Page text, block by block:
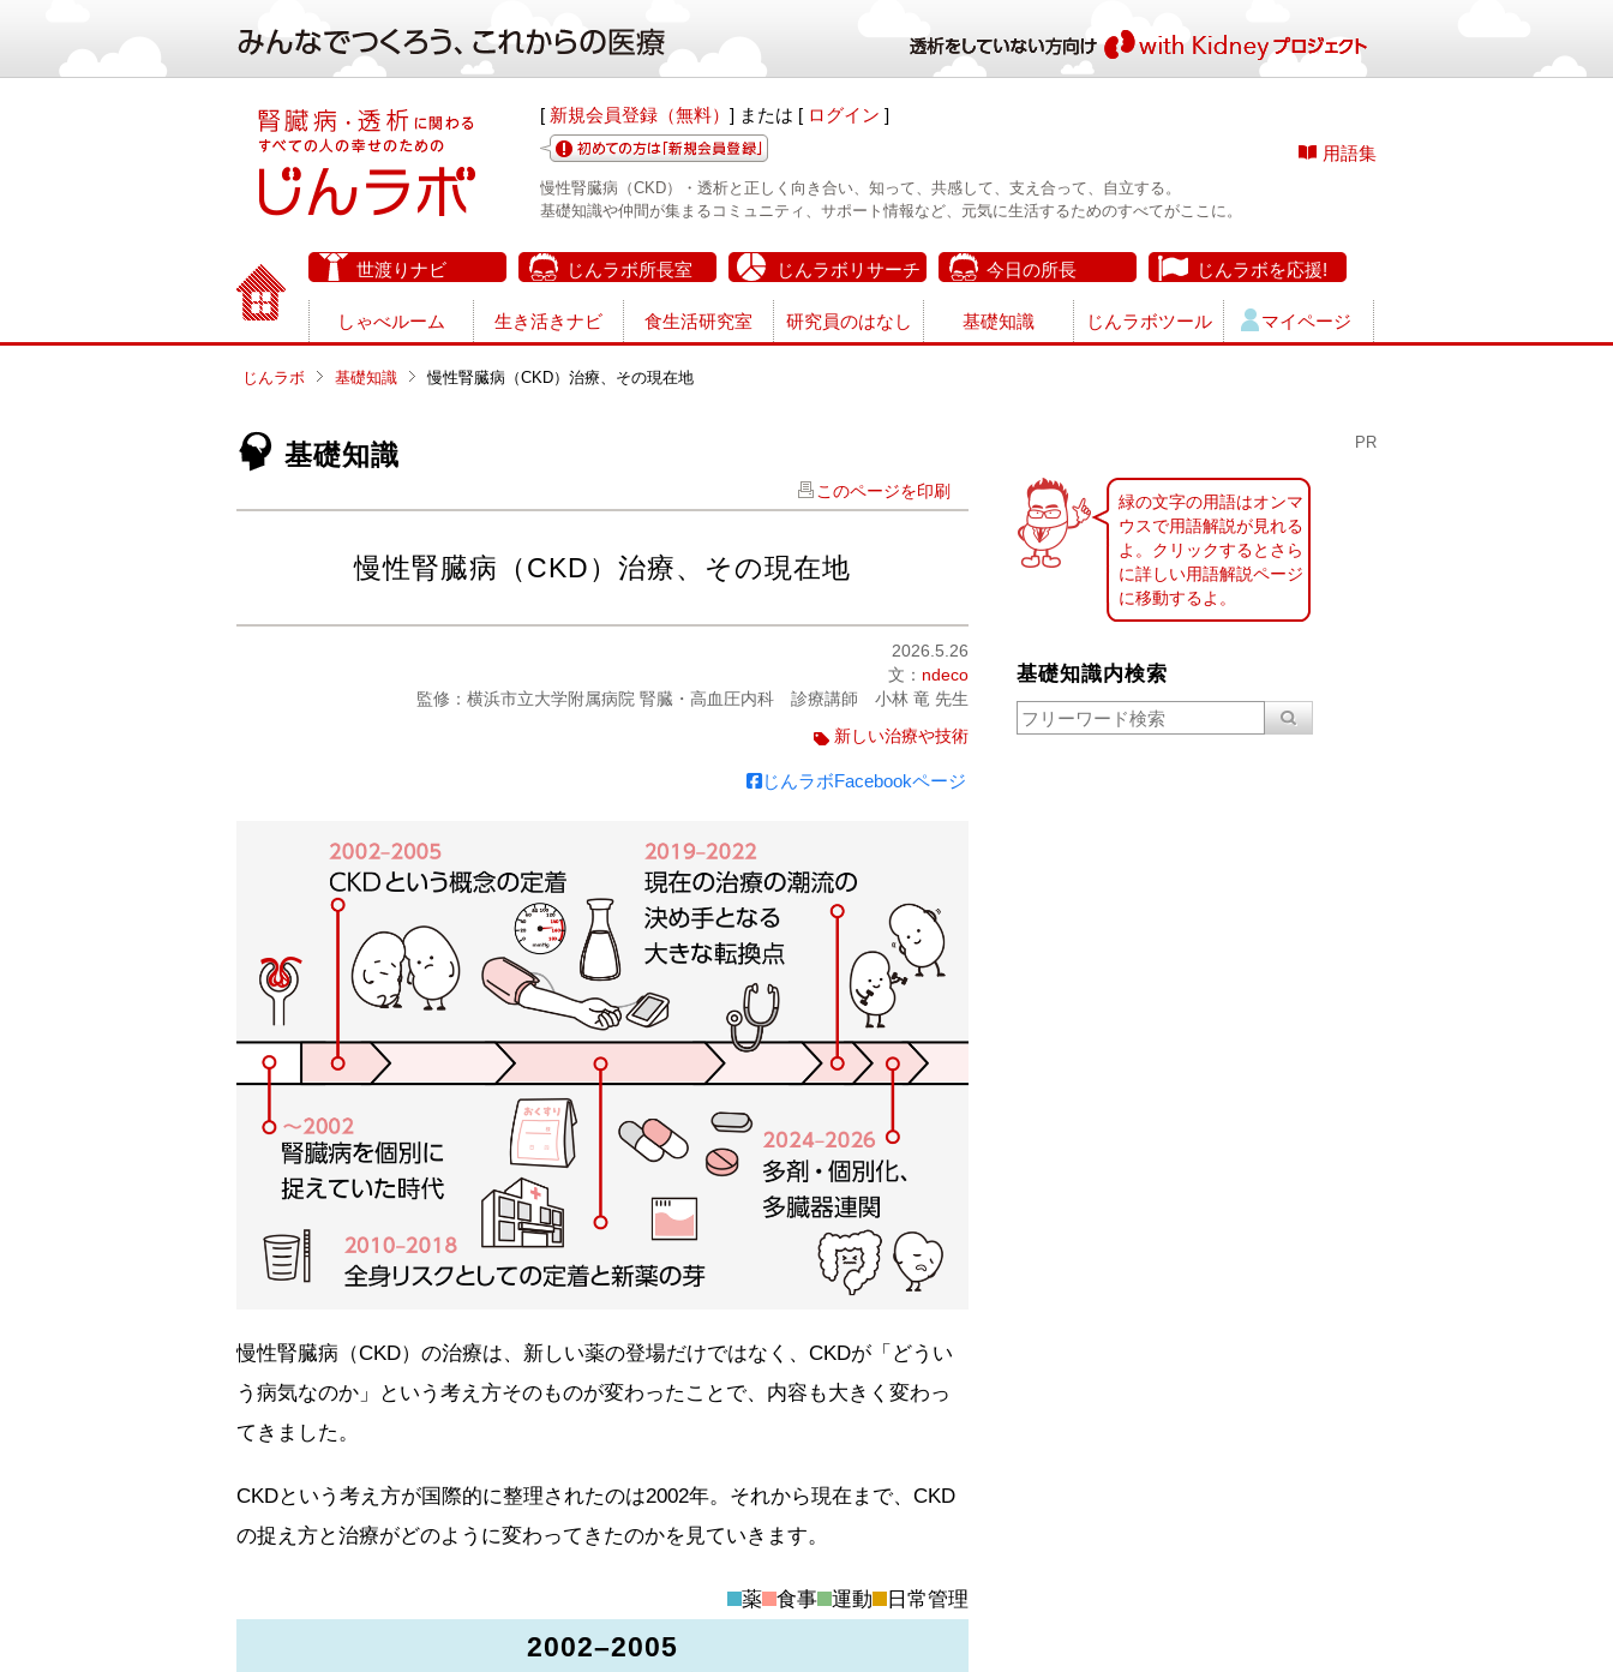
[ 新規会員登録（無料） ] または [ ログイン ]
用語集
慢性腎臓病（CKD）・透析と正しく向き合い、知って、共感して、支え合って、自立する。
基礎知識や仲間が集まるコミュニティ、サポート情報など、元気に生活するためのすべてがここに。
世渡りナビ じんラボ所長室 じんラボリサーチ 今日の所長 じんラボを応援!
しゃべルーム 生き活きナビ 食生活研究室 研究員のはなし 基礎知識 じんラボツール マイページ
じんラボ 基礎知識 慢性腎臓病（CKD）治療、その現在地
基礎知識
このページを印刷
慢性腎臓病（CKD）治療、その現在地
2026.5.26
文： ndeco
監修：横浜市立大学附属病院 腎臓・高血圧内科​ 診療講師 小林 竜 先生
新しい治療や技術
じんラボFacebookページ
慢性腎臓病（CKD）の治療は、新しい薬の登場だけではなく、CKDが「どうい
う病気なのか」という考え方そのものが変わったことで、内容も大きく変わっ
てきました。
CKDという考え方が国際的に整理されたのは2002年。それから現在まで、CKD
の捉え方と治療がどのように変わってきたのかを見ていきます。
薬 食事 運動 日常管理
2002–2005
PR
緑の文字の用語はオンマ
ウスで用語解説が見れる
よ。クリックするとさら
に詳しい用語解説ページ
に移動するよ。
基礎知識内検索